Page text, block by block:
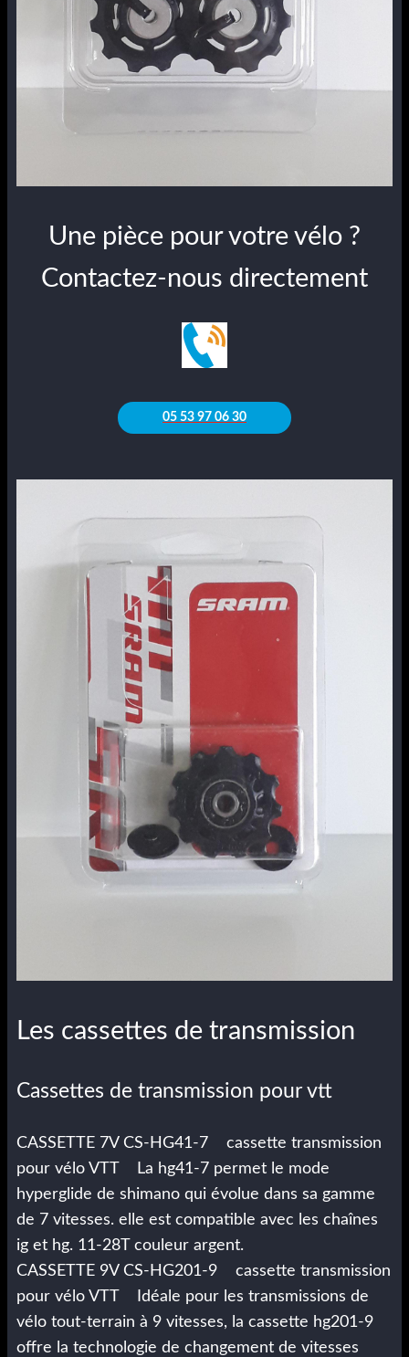
Une pièce pour votre vélo ?
Contactez-nous directement
05 53 97 06 30
Les cassettes de transmission
Cassettes de transmission pour vtt
CASSETTE 7V CS-HG41-7 cassette transmission
pour vélo VTT La hg41-7 permet le mode
hyperglide de shimano qui évolue dans sa gamme
de 7 vitesses. elle est compatible avec les chaînes
ig et hg. 11-28T couleur argent.
CASSETTE 9V CS-HG201-9 cassette transmission
pour vélo VTT Idéale pour les transmissions de
vélo tout-terrain à 9 vitesses, la cassette hg201-9
offre la technologie de changement de vitesses